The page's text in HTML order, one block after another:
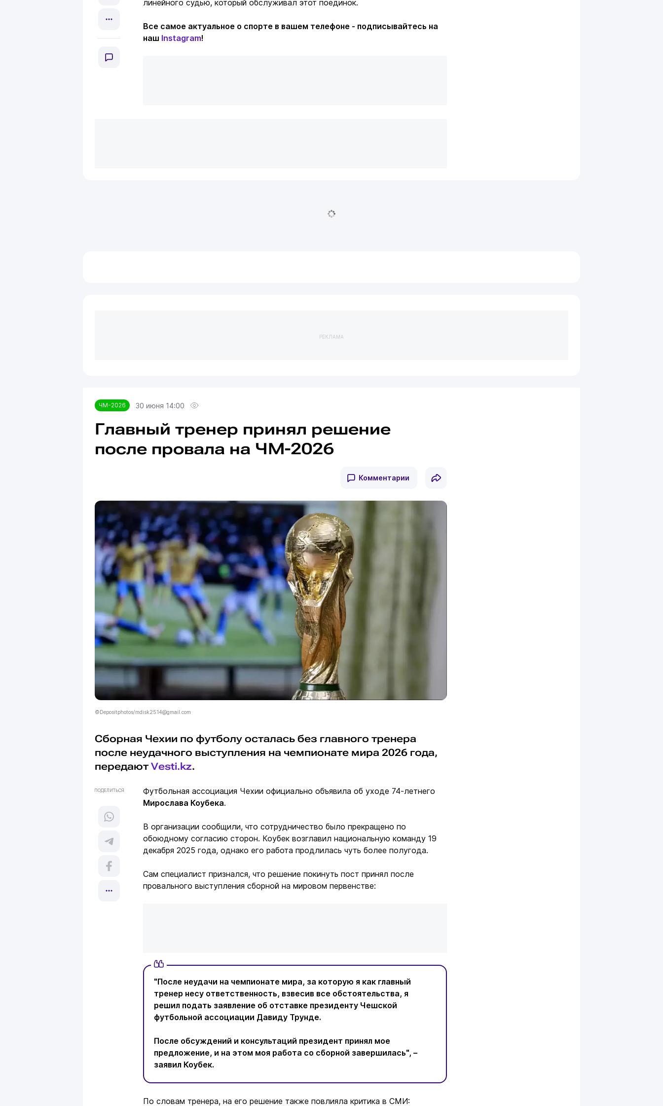
линейного судью, который обслуживал этот поединок.
Все самое актуальное о спорте в вашем телефоне - подписывайтесь на
наш Instagram!
РЕКЛАМА
ЧМ-2026 30 июня 14:00
Главный тренер принял решение
после провала на ЧМ-2026
Комментарии
©Depositphotos/mdisk2514@gmail.com
Сборная Чехии по футболу осталась без главного тренера
после неудачного выступления на чемпионате мира 2026 года,
передают Vesti.kz.
ПОДЕЛИТЬСЯ
Футбольная ассоциация Чехии официально объявила об уходе 74-летнего
Мирослава Коубека.
В организации сообщили, что сотрудничество было прекращено по
обоюдному согласию сторон. Коубек возглавил национальную команду 19
декабря 2025 года, однако его работа продлилась чуть более полугода.
Сам специалист признался, что решение покинуть пост принял после
провального выступления сборной на мировом первенстве:
"После неудачи на чемпионате мира, за которую я как главный
тренер несу ответственность, взвесив все обстоятельства, я
решил подать заявление об отставке президенту Чешской
футбольной ассоциации Давиду Трунде.
После обсуждений и консультаций президент принял мое
предложение, и на этом моя работа со сборной завершилась", –
заявил Коубек.
По словам тренера, на его решение также повлияла критика в СМИ: